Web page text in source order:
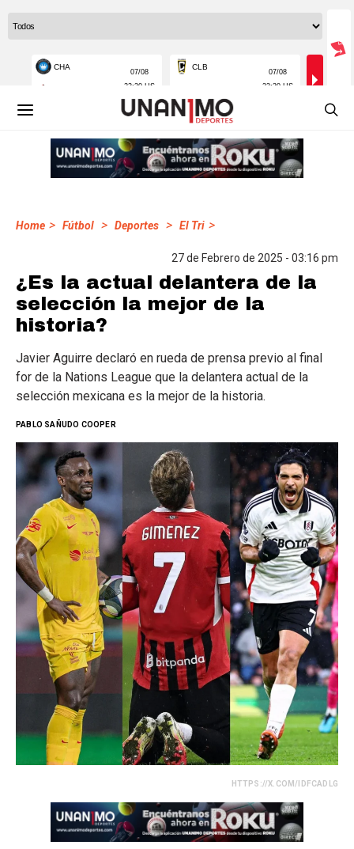
Home > Fútbol > Deportes > El Tri >
27 de Febrero de 2025 - 03:16 pm
¿Es la actual delantera de la
selección la mejor de la
historia?
Javier Aguirre declaró en rueda de prensa previo al final
for de la Nations League que la delantera actual de la
selección mexicana es la mejor de la historia.
PABLO SAÑUDO COOPER
HTTPS://X.COM/IDFCADLG